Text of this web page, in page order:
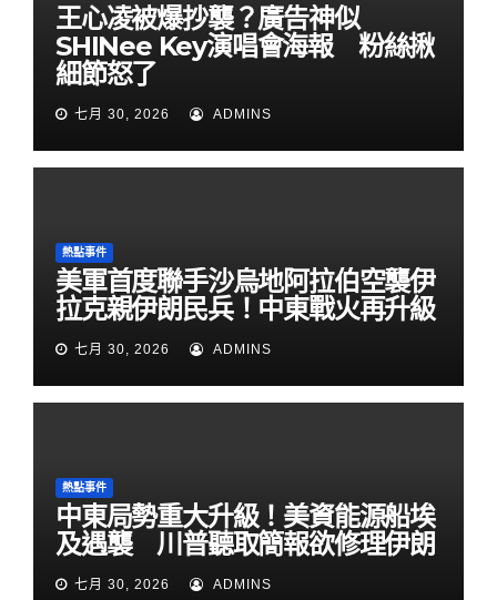
王心凌被爆抄襲？廣告神似
SHINee Key演唱會海報 粉絲揪
細節怒了
七月 30, 2026 ADMINS
熱點事件
美軍首度聯手沙烏地阿拉伯空襲伊
拉克親伊朗民兵！中東戰火再升級
七月 30, 2026 ADMINS
熱點事件
中東局勢重大升級！美資能源船埃
及遇襲 川普聽取簡報欲修理伊朗
七月 30, 2026 ADMINS